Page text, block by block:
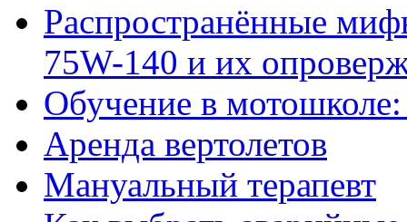
Распространённые
75W-140 и их
Обучение в
Аренда вертолетов
Мануальный терапевт